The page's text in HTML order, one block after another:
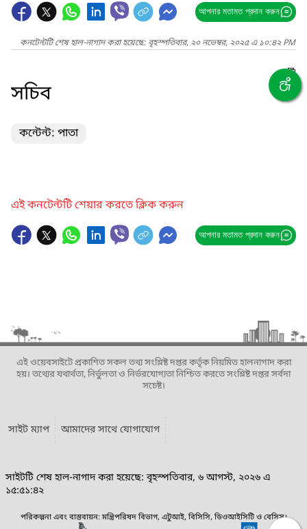
আপনার মতামত প্রদান করুন
কনটেন্টটি শেষ হাল-নাগাদ করা হয়েছে: বৃহস্পতিবার, ২০ নভেম্বর, ২০২৫ এ ১০:৪২ PM
সচিব
কন্টেন্ট: পাতা
এই কনটেন্টটি শেয়ার করতে ক্লিক করুন
আপনার মতামত প্রদান করুন
এই ওয়েবসাইটে প্রকাশিত সকল তথ্য সংশ্লিষ্ট দপ্তর কর্তৃক নিয়মিত হালনাগাদ করা
হয়। তথ্যের যথার্থতা, নির্ভুলতা ও নির্ভরযোগ্যতা নিশ্চিত করতে সংশ্লিষ্ট দপ্তর সর্বদা
সচেষ্ট।
সাইট ম্যাপ আমাদের সাথে যোগাযোগ
সাইটটি শেষ হাল-নাগাদ করা হয়েছে: বৃহস্পতিবার, ৬ আগস্ট, ২০২৬ এ
১৫:৫১:৪২
পরিকল্পনা এবং বাস্তবায়ন: মন্ত্রিপরিষদ বিভাগ, এটুআই, বিসিসি, ডিওআইসিটি ও বেসিস।